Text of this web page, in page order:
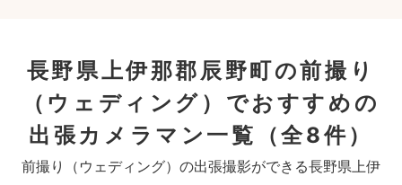
長野県上伊那郡辰野町の前撮り
（ウェディング）でおすすめの
出張カメラマン一覧
（全8件）
前撮り（ウェディング）の出張撮影ができる長野県上伊